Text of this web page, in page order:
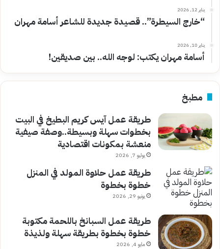
يناير 12, 2026
“خارج السيطرة”.. قصيدة جديدة للشاعر أسامة مهران
يناير 10, 2026
أسامة مهران يكتب: لوجه الله.. بين صديقين!
مطبخ
طريقة عمل آيس كريم البطيخ في البيت
بخطوات سهلة وبسيطة..وصفة صيفية
منعشة بمكونات اقتصادية
يوليو 7, 2026
طريقة عمل حلاوة المولد في المنزل
خطوة بخطوة
يونيو 29, 2026
طريقة عمل السبانخ باللحمة مكتوبة
خطوة بخطوة بطريقة سهلة ولذيذة
مايو 4, 2026